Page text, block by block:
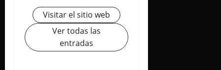
Visitar el sitio web
Ver todas las
entradas